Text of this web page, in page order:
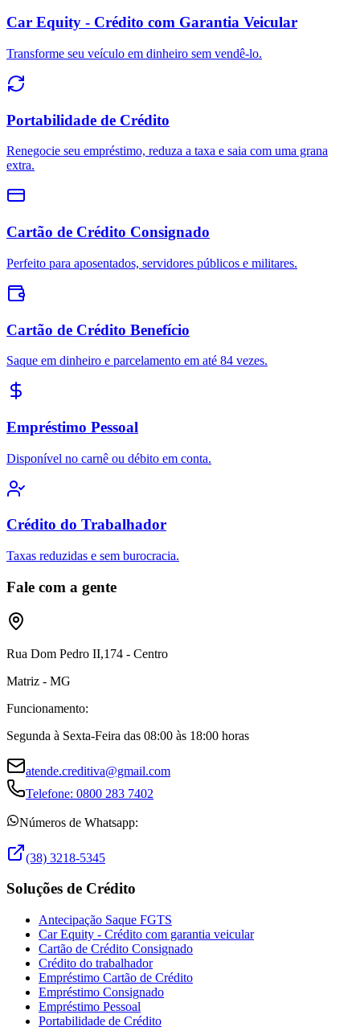
Car Equity - Crédito com Garantia Veicular
Transforme seu veículo em dinheiro sem vendê-lo.
Portabilidade de Crédito
Renegocie seu empréstimo, reduza a taxa e saia com uma grana
extra.
Cartão de Crédito Consignado
Perfeito para aposentados, servidores públicos e militares.
Cartão de Crédito Benefício
Saque em dinheiro e parcelamento em até 84 vezes.
Empréstimo Pessoal
Disponível no carnê ou débito em conta.
Crédito do Trabalhador
Taxas reduzidas e sem burocracia.
Fale com a gente
Rua Dom Pedro II,174 - Centro
Matriz - MG
Funcionamento:
Segunda à Sexta-Feira das 08:00 às 18:00 horas
atende.creditiva@gmail.com
Telefone: 0800 283 7402
Números de Whatsapp:
(38) 3218-5345
Soluções de Crédito
Antecipação Saque FGTS
Car Equity - Crédito com garantia veicular
Cartão de Crédito Consignado
Crédito do trabalhador
Empréstimo Cartão de Crédito
Empréstimo Consignado
Empréstimo Pessoal
Portabilidade de Crédito